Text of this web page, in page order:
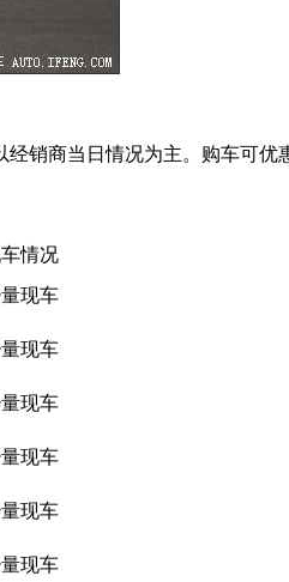
销商当日情况为主。购车可优
情况
现车
现车
现车
现车
现车
现车